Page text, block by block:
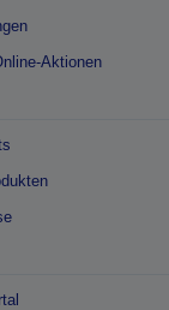
Aktionen